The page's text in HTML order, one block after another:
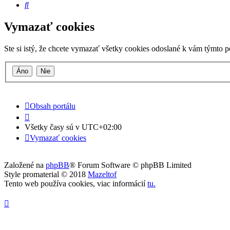
Hľadať
Vymazať cookies
Ste si istý, že chcete vymazať všetky cookies odoslané k vám týmto
Obsah portálu
Všetky časy sú v UTC+02:00
Vymazať cookies
Založené na phpBB® Forum Software © phpBB Limited
Style promaterial © 2018 Mazeltof
Tento web používa cookies, viac informáciítu.